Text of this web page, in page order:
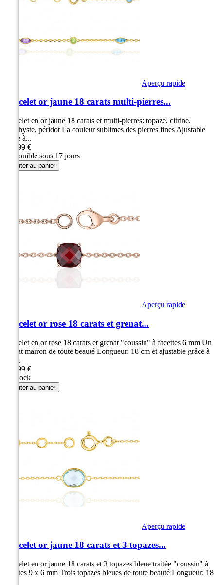
Aperçu rapide
Bracelet or jaune 18 carats multi-pierres...
Bracelet en or jaune 18 carats et multi-pierres: topaze, citrine,
améthyste, péridot La couleur sublimes des pierres fines Ajustable
grâce à...
439,99 €
Disponible sous 17 jours
Ajouter au panier
Aperçu rapide
Bracelet or rose 18 carats et grenat...
Bracelet en or rose 18 carats et grenat "coussin" à facettes 6 mm Un
grenat marron de toute beauté Longueur: 18 cm et ajustable grâce à
son...
449,99 €
En stock
Ajouter au panier
Aperçu rapide
Bracelet or jaune 18 carats et 3 topazes...
Bracelet en or jaune 18 carats et 3 topazes bleue traitée "coussin" à
facettes 9 x 6 mm Trois topazes bleues de toute beauté Longueur: 18